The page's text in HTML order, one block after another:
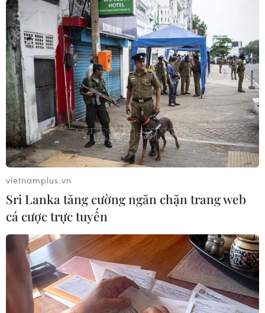
#Đường thủy
#Đông Nam Á
#ASEAN Indonesia Malaysia
Theo dõi VietnamPlus
vietnamplus.vn
Sri Lanka tăng cường ngăn chặn trang web
cá cược trực tuyến